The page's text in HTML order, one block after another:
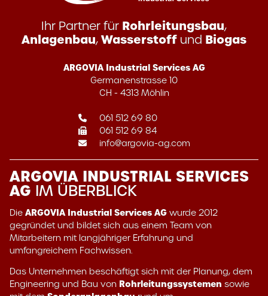
Ihr Partner für Rohrleitungsbau,
Anlagenbau, Wasserstoff und Biogas
ARGOVIA Industrial Services AG
Germanenstrasse 10
CH - 4313 Möhlin
061 512 69 80
061 512 69 84
info@argovia-ag.com
ARGOVIA INDUSTRIAL SERVICES
AG IM ÜBERBLICK
Die ARGOVIA Industrial Services AG wurde 2012
gegründet und bildet sich aus einem Team von
Mitarbeitern mit langjähriger Erfahrung und
umfangreichem Fachwissen.
Das Unternehmen beschäftigt sich mit der Planung, dem
Engineering und Bau von Rohrleitungssystemen sowie